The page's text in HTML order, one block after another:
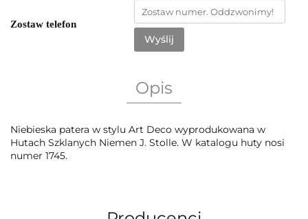
Zostaw telefon
Wyślij
Opis
Niebieska patera w stylu Art Deco wyprodukowana w
Hutach Szklanych Niemen J. Stolle. W katalogu huty nosi
numer 1745.